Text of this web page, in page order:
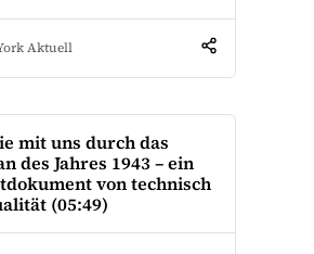
Aktuell
mit uns durch das
des Jahres 1943 – ein
von technisch
(05:49)